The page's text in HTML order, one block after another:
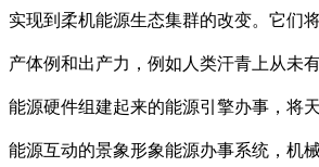
实现到柔机能源生态集群的改变。它们
产体例和出产力，例如人类汗青上从未
能源硬件组建起来的能源引擎办事，将
能源互动的景象形象能源办事系统，机